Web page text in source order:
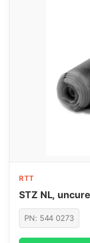
RTT
PN: 544 0273